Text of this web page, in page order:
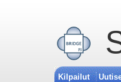
Kilpailut